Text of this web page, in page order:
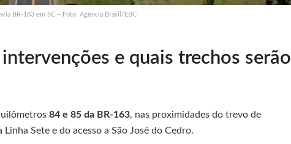
BR-163 em SC – Foto: Agência Brasil/EBC
e quais trechos serão
84 e 85 da BR-163, nas proximidades do trevo de
Sete e do acesso a São José do Cedro.